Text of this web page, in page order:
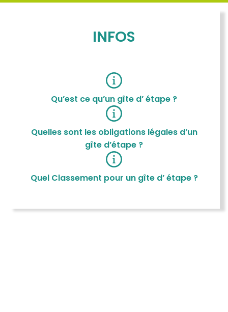
INFOS
Qu’est ce qu’un gîte d’ étape ?
Quelles sont les obligations légales d’un
gîte d’étape ?
Quel Classement pour un gîte d’ étape ?